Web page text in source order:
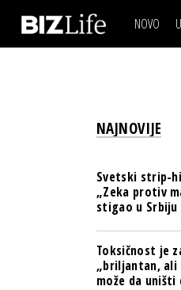
NOVO
NAJNOVIJE
Svetski strip-
„Zeka protiv
stigao u Srbiju
Toksičnost je
„briljantan, ali
može da